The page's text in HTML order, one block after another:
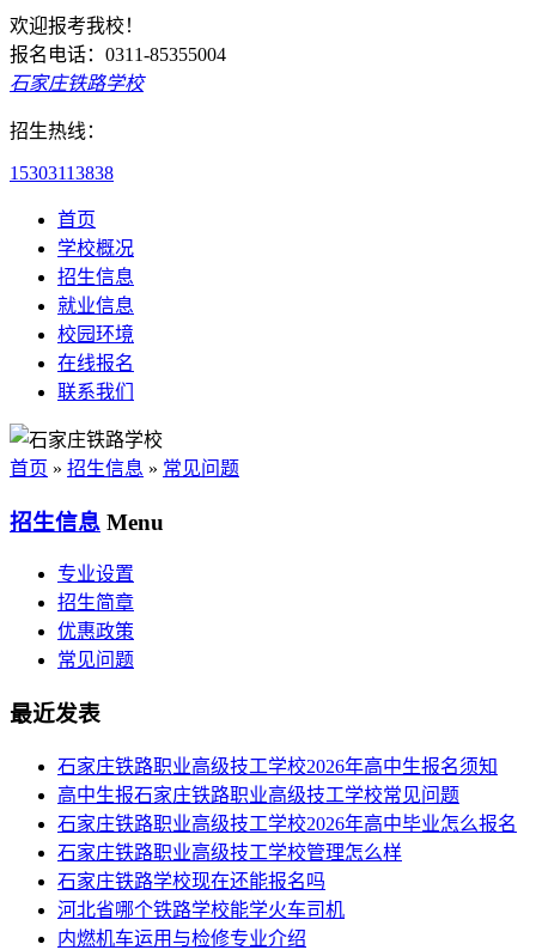
欢迎报考我校！
报名电话：0311-85355004
石家庄铁路学校
招生热线：
15303113838
首页
学校概况
招生信息
就业信息
校园环境
在线报名
联系我们
首页 » 招生信息 » 常见问题
招生信息 Menu
专业设置
招生简章
优惠政策
常见问题
最近发表
​石家庄铁路职业高级技工学校2026年高中生报名须知
高中生报石家庄铁路职业高级技工学校常见问题
石家庄铁路职业高级技工学校2026年高中毕业怎么报名
石家庄铁路职业高级技工学校管理怎么样
石家庄铁路学校现在还能报名吗
河北省哪个铁路学校能学火车司机
内燃机车运用与检修专业介绍